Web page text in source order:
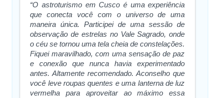
“O astroturismo em Cusco é uma experiência
que conecta você com o universo de uma
maneira única. Participei de uma sessão de
observação de estrelas no Vale Sagrado, onde
o céu se tornou uma tela cheia de constelações.
Fiquei maravilhado, com uma sensação de paz
e conexão que nunca havia experimentado
antes. Altamente recomendado. Aconselho que
você leve roupas quentes e uma lanterna de luz
vermelha para aproveitar ao máximo essa